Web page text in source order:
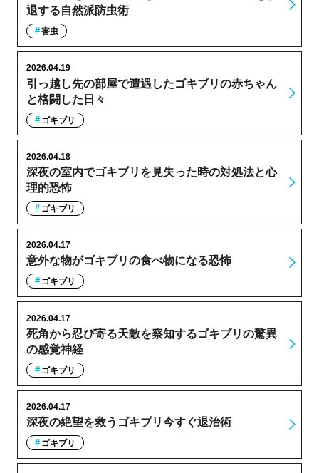
退する自然派防虫術
害虫
引っ越し先の部屋で遭遇したゴキブリの赤ちゃん
と格闘した日々
2026.04.19
ゴキブリ
深夜の室内でゴキブリを見失った時の対処法と心
理的恐怖
2026.04.18
ゴキブリ
意外な物がゴキブリの食べ物になる恐怖
2026.04.17
ゴキブリ
死角から忍び寄る天敵を察知するゴキブリの驚異
の感覚神経
2026.04.17
ゴキブリ
深夜の絶望を救うゴキブリ今すぐ退治術
2026.04.17
ゴキブリ